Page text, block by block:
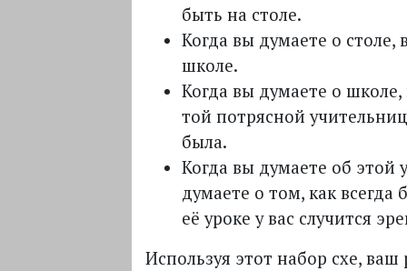
быть на столе.
Когда вы думаете о столе,
школе.
Когда вы думаете о
той потрясной
была.
Когда вы думаете об этой
думаете о том, как всегда
её уроке у вас случится
Используя этот набор схе, ваш